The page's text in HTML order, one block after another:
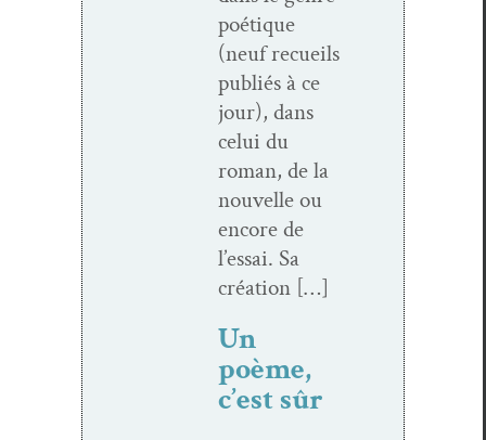
poé­tique
(neuf recueils
pub­liés à ce
jour), dans
celui du
roman, de la
nou­velle ou
encore de
l’essai. Sa
création […]
Un
poème,
c’est sûr